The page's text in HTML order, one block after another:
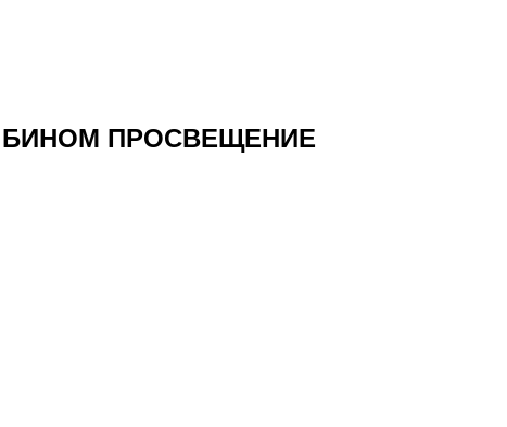
БИНОМ ПРОСВЕЩЕНИЕ